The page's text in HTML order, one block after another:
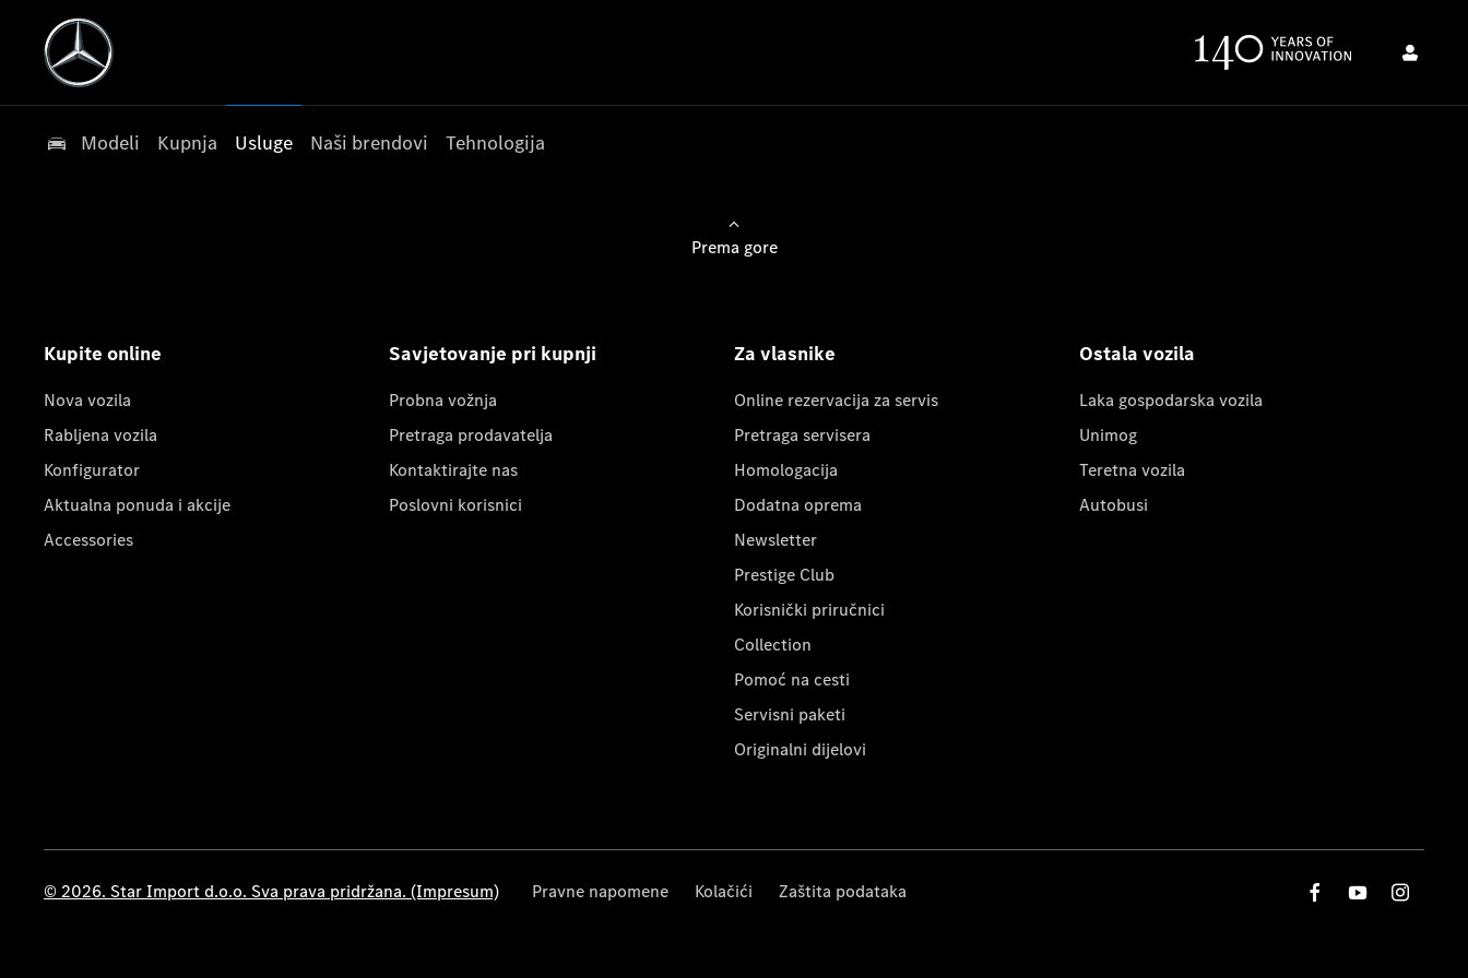
Modeli Kupnja Usluge Naši brendovi Tehnologija
Prema gore
Kupite online
Nova vozila
Rabljena vozila
Konfigurator
Aktualna ponuda i akcije
Accessories
Savjetovanje pri kupnji
Probna vožnja
Pretraga prodavatelja
Kontaktirajte nas
Poslovni korisnici
Za vlasnike
Online rezervacija za servis
Pretraga servisera
Homologacija
Dodatna oprema
Newsletter
Prestige Club
Korisnički priručnici
Collection
Pomoć na cesti
Servisni paketi
Originalni dijelovi
Ostala vozila
Laka gospodarska vozila
Unimog
Teretna vozila
Autobusi
© 2026. Star Import d.o.o. Sva prava pridržana. (Impresum) Pravne napomene Kolačići Zaštita podataka